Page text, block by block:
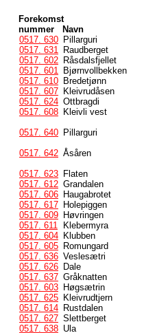
Forekomst
nummer
Navn
0517. 630 Pillarguri
0517. 631
Raudberget
0517. 602 Råsdalsfjellet
0517. 601
Bjørnvollbekken
0517. 610 Bredetjønn
0517. 607 Kleivrudåsen
0517. 624 Ottbragdi
0517. 608 Kleivli vest
0517. 640 Pillarguri
0517. 642 Åsåren
0517. 623 Flaten
0517. 612 Grandalen
0517. 606 Haugabrotet
0517. 617 Holepiggen
0517. 609 Høvringen
0517. 611
Klebermyra
0517. 604 Klubben
0517. 605 Romungard
0517. 636 Veslesætri
0517. 626 Dale
0517. 637 Gråknatten
0517. 603 Høgsætrin
0517. 625 Kleivrudtjern
0517. 614 Rustdalen
0517. 627 Slettberget
0517. 638 Ula